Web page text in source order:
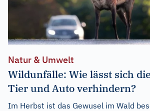
Natur & Umwelt
Wildunfälle: Wie lässt sich
Tier und Auto verhindern?
Im Herbst ist das Gewusel im Wald